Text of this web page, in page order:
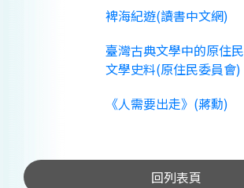
裨海紀遊(讀書中文網)
臺灣古典文學中的原住民
文學史料(原住民委員會)
《人需要出走》(蔣勳)
回列表頁